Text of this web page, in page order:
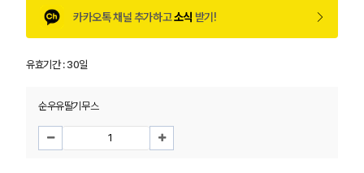
카카오톡 채널 추가하고소식 받기!
유효기간 :30일
순우유딸기무스